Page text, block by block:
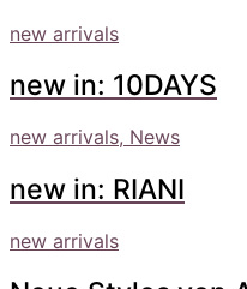
new arrivals
new in: 10DAYS
new arrivals, News
new in: RIANI
new arrivals